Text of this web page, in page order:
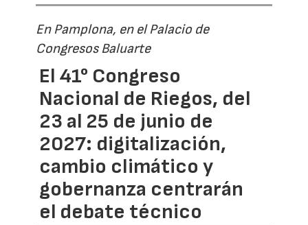
En Pamplona, en el Palacio de
Congresos Baluarte
El 41° Congreso
Nacional de Riegos, del
23 al 25 de junio de
2027: digitalización,
cambio climático y
gobernanza centrarán
el debate técnico